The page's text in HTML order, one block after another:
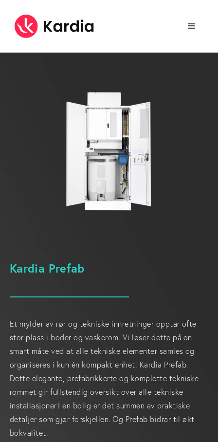
Kardia Prefab
Et mylder av rør og tekniske innretninger opptar ofte
stor plass i boder og vaskerom. Vi løser dette på en
smart måte ved at alle tekniske elementer samles og
organiseres i kun én kompakt enhet: Kardia Prefab.
Dette elegante, prefabrikkerte og komplette tekniske
rommet gir fullstendig oversikt over alle tekniske
installasjoner.I en bolig er det summen av praktiske
detaljer som gjør forskjellen. Og Prefab bidrar til økt
bokvalitet.